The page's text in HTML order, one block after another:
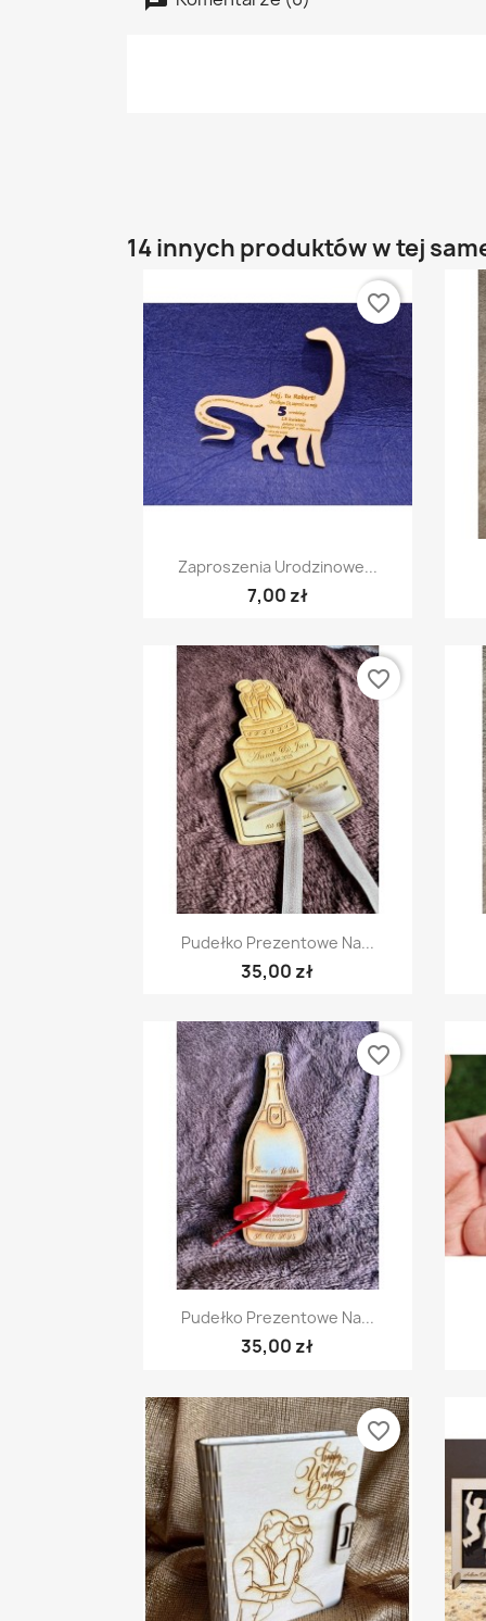
14 innych produktów w tej
Szybki podgląd
Zaproszenia Urodzinowe...
7,00 zł
favorite_border
Szybki podgląd
Pudełko Prezentowe Na...
35,00 zł
favorite_border
Szybki podgląd
Pudełko Prezentowe Na...
35,00 zł
favorite_border
favorite_border